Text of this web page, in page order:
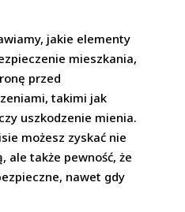
jakie elementy
mieszkania,
przed
takimi jak
uszkodzenie mienia.
możesz zyskać nie
ale także pewność, że
nawet gdy